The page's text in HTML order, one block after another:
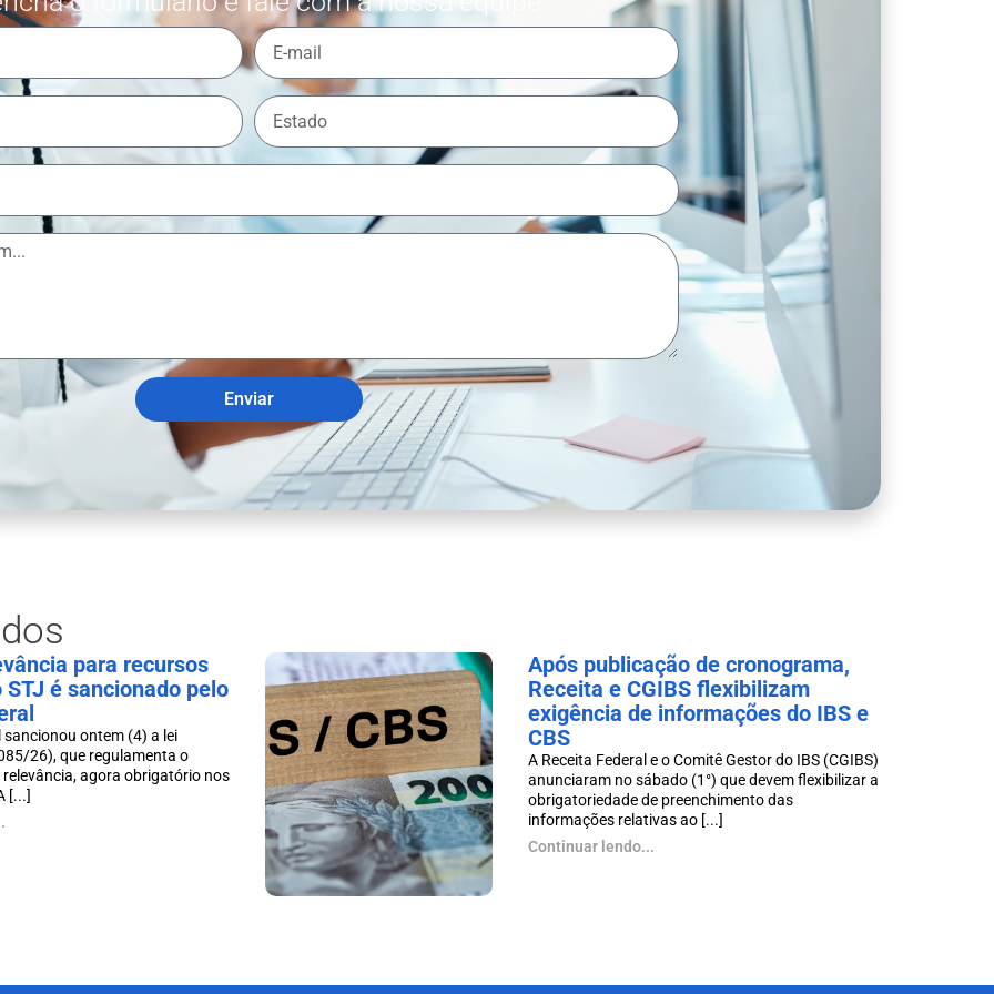
Enviar
para recursos
é sancionado pelo
sancionou ontem (4) a lei
26), que regulamenta o
agora obrigatório nos
[...]
Após publicação de cronograma,
Receita e CGIBS flexibilizam
exigência de informações do IBS e
CBS
A Receita Federal e o Comitê Gestor do IBS (CGIBS)
anunciaram no sábado (1°) que devem flexibilizar a
obrigatoriedade de preenchimento das
informações relativas ao [...]
Continuar lendo...